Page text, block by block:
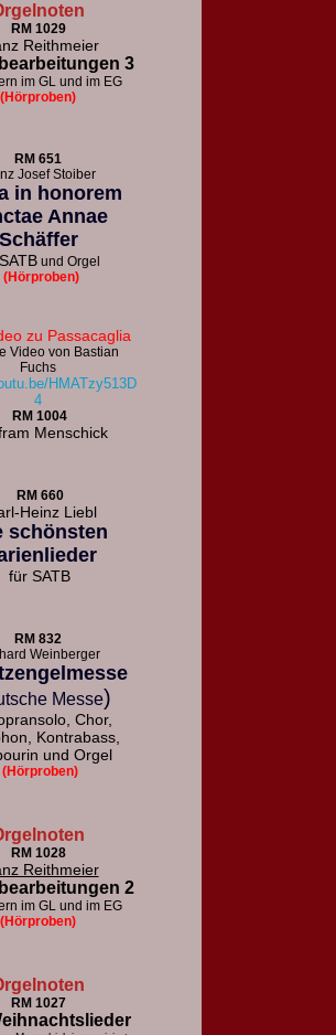
RM 1029
Reithmeier
3
im GL und im EG
(Hörproben)
RM 651
Josef Stoiber
in honorem
Annae
Schäffer
SATB und Orgel
(Hörproben)
zu Passacaglia
Video von Bastian
Fuchs
HMATzy513D
4
RM 1004
Menschick
RM 660
Heinz Liebl
schönsten
für SATB
RM 832
Weinberger
Messe)
Chor,
Kontrabass,
und Orgel
(Hörproben)
RM 1028
Reithmeier
2
im GL und im EG
(Hörproben)
RM 1027